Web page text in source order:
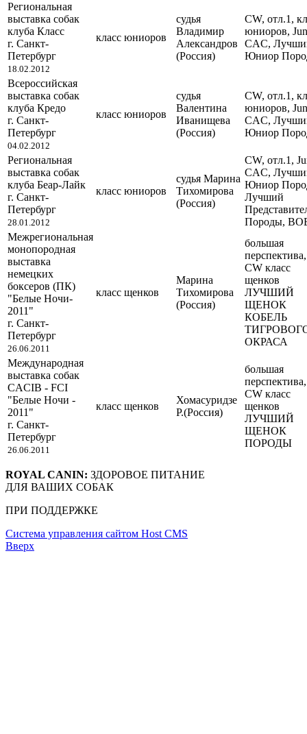
Региональная
выставка собак
клуба Класс
г. Санкт-
Петербург
18.02.2012
класс юниоров
судья
Владимир
Александров
(Россия)
CW, отл.1,
юниоров, Jun
CAC,
Юниор
Всероссийская
выставка собак
клуба Кредо
г. Санкт-
Петербург
04.02.2012
класс юниоров
судья
Валентина
Иванищева
(Россия)
CW, отл.1,
юниоров, Jun
CAC,
Юниор
Региональная
выставка собак
клуба Беар-Лайк
г. Санкт-
Петербург
28.01.2012
класс юниоров
судья Марина
Тихомирова
(Россия)
CW, отл.1,
CAC,
Юниор
Лучший
Породы,
Межрегиональная
монопородная
выставка
немецких
боксеров (ПК)
"Белые Ночи-
2011"
г. Санкт-
Петербург
26.06.2011
класс щенков
Марина
Тихомирова
(Россия)
большая
перспектива,
CW класс
щенков
ЛУЧШИЙ
ЩЕНОК
КОБЕЛЬ
ОКРАСА
Международная
выставка собак
CACIB - FCI
"Белые Ночи -
2011"
г. Санкт-
Петербург
26.06.2011
класс щенков
Хомасуридзе
Р.(Россия)
большая
перспектива,
CW класс
щенков
ЛУЧШИЙ
ЩЕНОК
ПОРОДЫ
ROYAL CANIN: ЗДОРОВОЕ ПИТАНИЕ
ДЛЯ ВАШИХ СОБАК
ПРИ ПОДДЕРЖКЕ
Система управления сайтом Host CMS
Вверх